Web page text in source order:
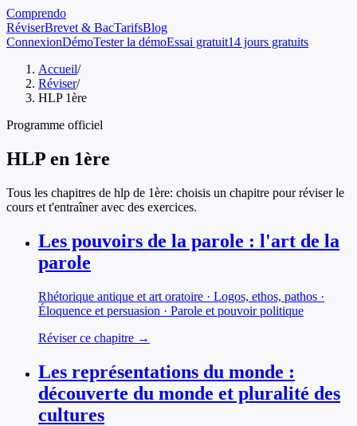
Comprendo
RéviserBrevet & BacTarifsBlog
ConnexionDémoTester la démoEssai gratuit14 jours gratuits
Accueil/
Réviser/
HLP 1ère
Programme officiel
HLP en 1ère
Tous les chapitres de hlp de 1ère: choisis un chapitre pour réviser le
cours et t'entraîner avec des exercices.
Les pouvoirs de la parole : l'art de la
parole
Rhétorique antique et art oratoire · Logos, ethos, pathos ·
Éloquence et persuasion · Parole et pouvoir politique
Réviser ce chapitre →
Les représentations du monde :
découverte du monde et pluralité des
cultures